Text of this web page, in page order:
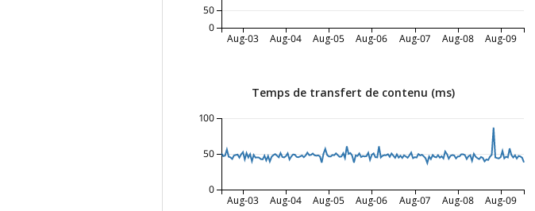
Aug-03 Aug-04 Aug-05 Aug-06 Aug-07 Aug-08 Aug-09
0
50
Temps de transfert de contenu (ms)
Aug-03 Aug-04 Aug-05 Aug-06 Aug-07 Aug-08 Aug-09
0
50
100